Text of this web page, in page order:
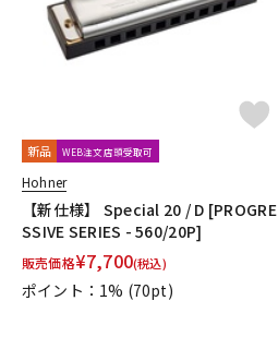
新品 WEB注文店頭受取可
Hohner
【新仕様】 Special 20 / D [PROGRE
SSIVE SERIES - 560/20P]
販売価格¥7,700(税込)
ポイント：1% (70pt)